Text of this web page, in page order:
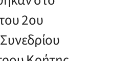
2ου